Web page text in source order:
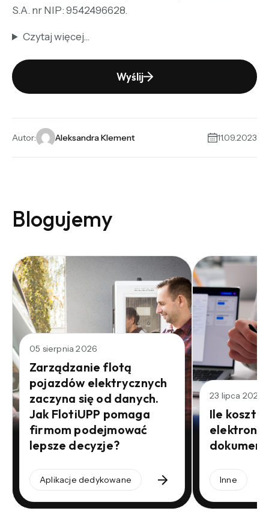
S.A. nr NIP: 9542496628.
Czytaj więcej...
Wyślij
Autor: Aleksandra Klement 11.09.2023
Blogujemy
05 sierpnia 2026
Zarządzanie flotą
pojazdów elektrycznych
zaczyna się od danych.
Jak FlotiUPP pomaga
firmom podejmować
lepsze decyzje?
Aplikacje dedykowane
23 lipca 2026
Ile
Inne